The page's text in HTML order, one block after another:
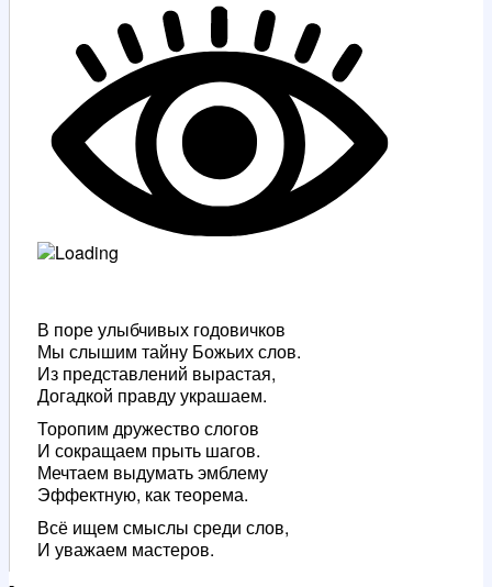
В поре улыбчивых годовичков
Мы слышим тайну Божьих слов.
Из представлений вырастая,
Догадкой правду украшаем.
Торопим дружество слогов
И сокращаем прыть шагов.
Мечтаем выдумать эмблему
Эффектную, как теорема.
Всё ищем смыслы среди слов,
И уважаем мастеров.